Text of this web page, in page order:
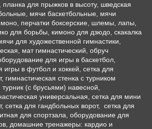
планка для прыжков в высоту, шведская
мячи баскетбольные, мячи
перчатки боксерские, шлемы, лапы,
для борьбы, кимоно для дзюдо, скакалка
для художественной гимнастики,
мат гимнастический, обруч
для игры в баскетбол,
игры в футбол и хоккей, сетка для
гимнастическая стенка с турником
(с брусьями) навесной,
универсальная, сетка для мини
сетка для гандбольных ворот, сетка для
для спортзала, оборудование для
домашние тренажеры: кардио и